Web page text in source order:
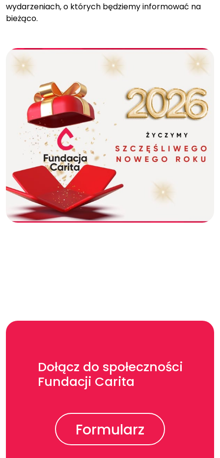
wydarzeniach, o których będziemy informować na
bieżąco.
Dołącz do społeczności
Fundacji Carita
Formularz